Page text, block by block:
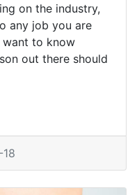
on the industry,
any job you are
want to know
out there should